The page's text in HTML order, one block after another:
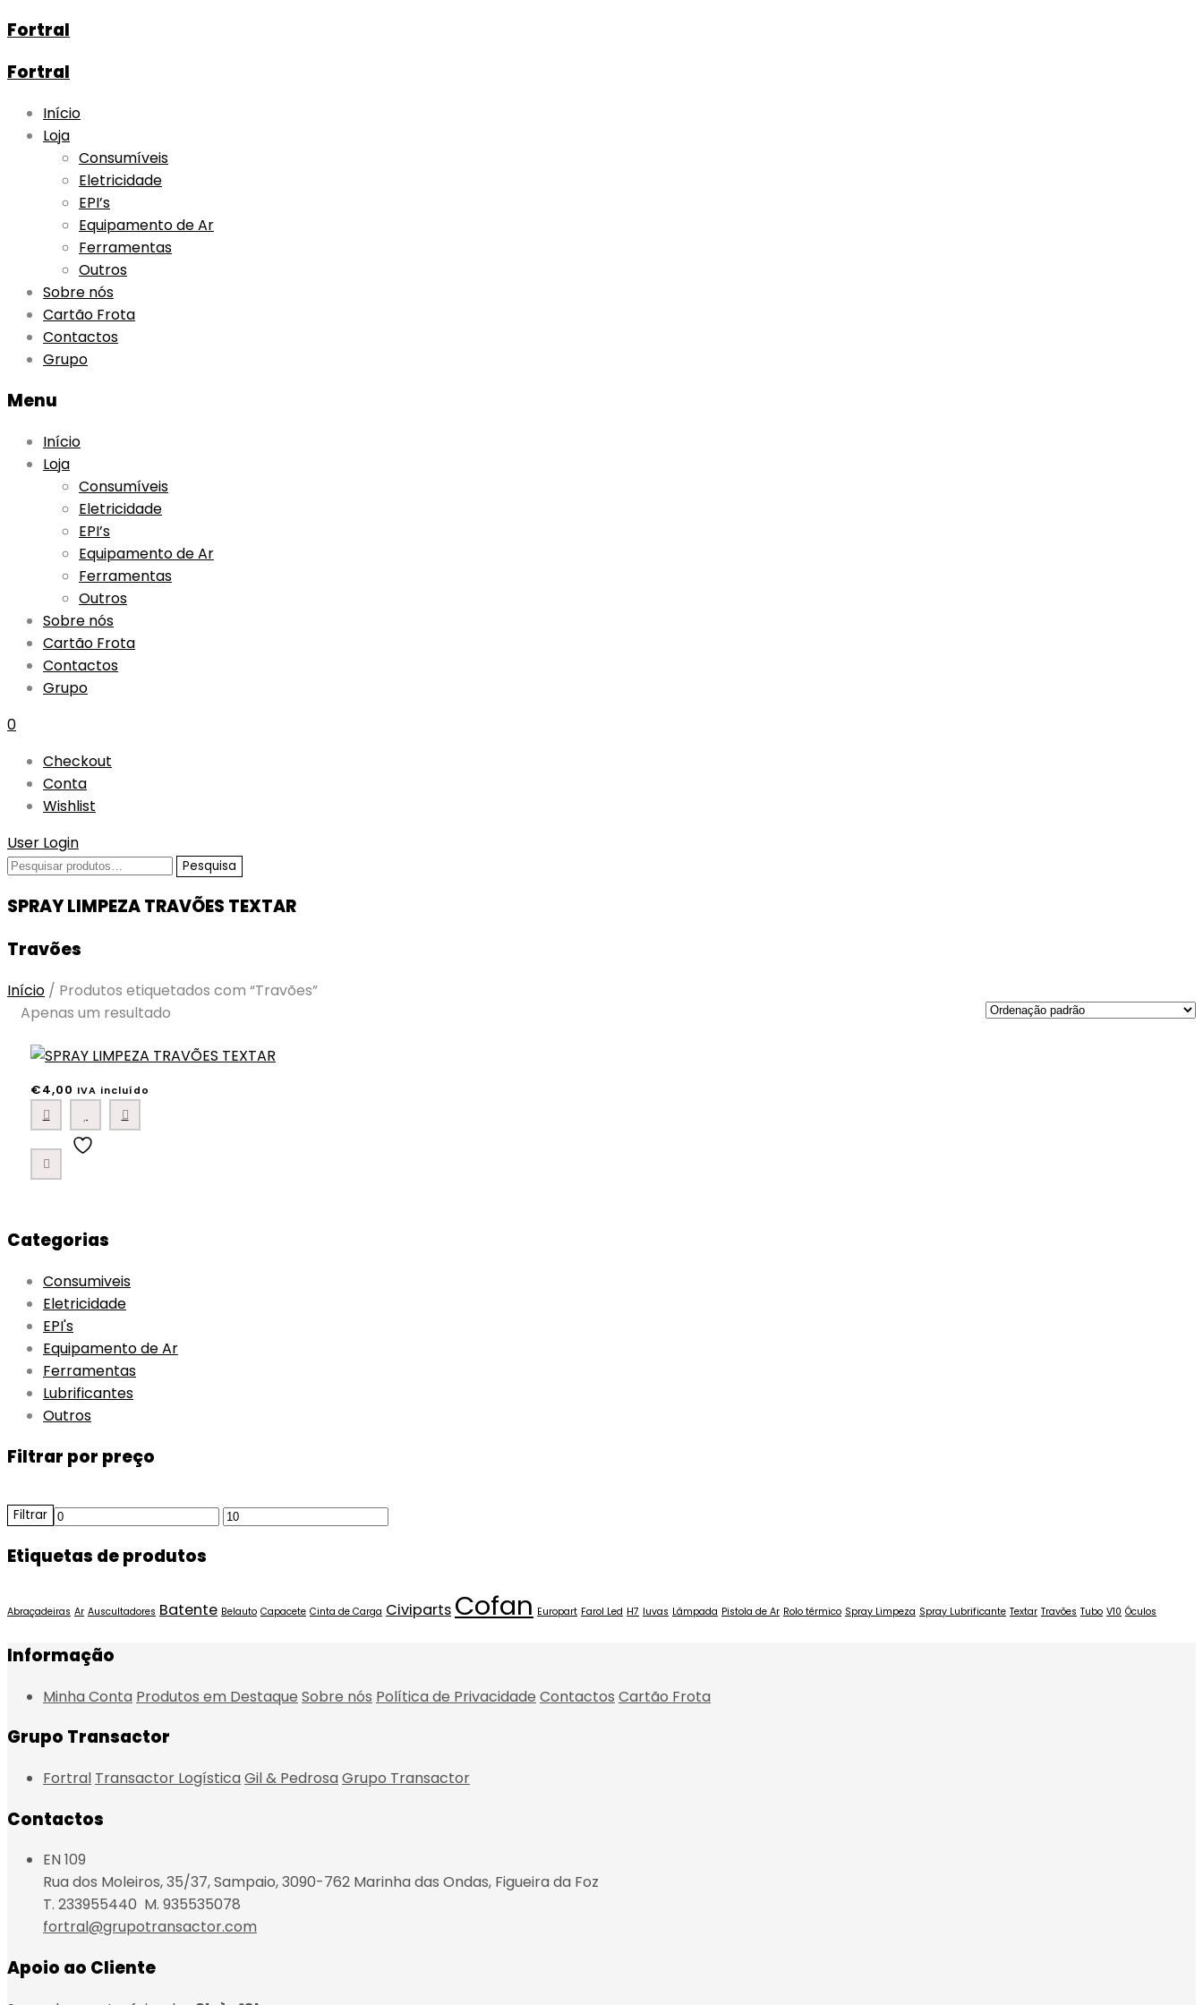
Fortral
Fortral
Skip
content
Início
Loja
Consumíveis
Eletricidade
EPI’s
Equipamento de Ar
Ferramentas
Outros
Sobre nós
Cartão Frota
Contactos
Grupo
Menu
Início
Loja
Consumíveis
Eletricidade
EPI’s
Equipamento de Ar
Ferramentas
Outros
Sobre nós
Cartão Frota
Contactos
Grupo
0
Checkout
Conta
Wishlist
User Login
Pesquisar
Pesquisa
SPRAY LIMPEZA TRAVÕES TEXTAR
Travões
Início / Produtos etiquetados com “Travões”
Apenas um resultado
€4,00 IVA incluído
Categorias
Consumiveis
Eletricidade
EPI's
Equipamento de Ar
Ferramentas
Lubrificantes
Outros
Filtrar por preço
Preço
Preço
Filtrar
Etiquetas de produtos
Abraçadeiras Ar Auscultadores Batente Belauto Capacete Cinta de Carga Civiparts Cofan Europart Farol Led H7 luvas Lâmpada Pistola de Ar Rolo térmico Spray Limpeza Spray Lubrificante Textar Travões Tubo V10 Óculos
Informação
Minha Conta Produtos em Destaque Sobre nós Política de Privacidade Contactos Cartão Frota
Grupo Transactor
Fortral Transactor LogísticaGil & PedrosaGrupo Transactor
Contactos
EN 109
Rua dos Moleiros, 35/37, Sampaio, 3090-762 Marinha das Ondas, Figueira da Foz
T. 233955440 M. 935535078
fortral@grupotransactor.com
Apoio ao Cliente